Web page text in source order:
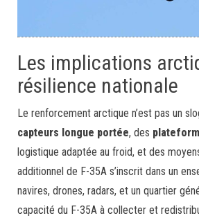
Les implications
résilience nationale
Le renforcement arctique n’est pas un
capteurs longue portée, des
logistique adaptée au froid, et des
additionnel de F-35A s’inscrit dans un
navires, drones, radars, et un quartier
capacité du F-35A à collecter et